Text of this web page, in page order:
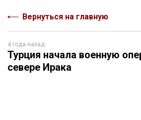
Вернуться на главную
4 года назад
Турция начала военную
севере Ирака